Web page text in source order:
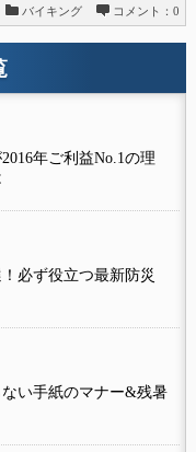
バイキング コメント：0
年ご利益No.1の理
必ず役立つ最新防災
い手紙のマナー&残暑